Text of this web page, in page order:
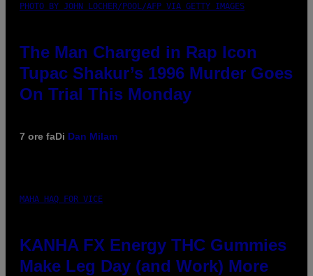
PHOTO BY JOHN LOCHER/POOL/AFP VIA GETTY IMAGES
The Man Charged in Rap Icon
Tupac Shakur’s 1996 Murder Goes
On Trial This Monday
7 ore faDi Dan Milam
MAHA HAQ FOR VICE
KANHA FX Energy THC Gummies
Make Leg Day (and Work) More